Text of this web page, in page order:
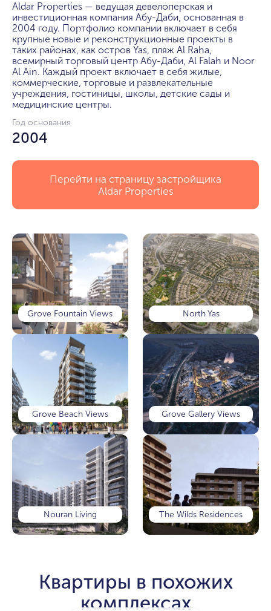
Aldar Properties — ведущая девелоперская и
инвестиционная компания Абу-Даби, основанная в
2004 году. Портфолио компании включает в себя
крупные новые и реконструкционные проекты в
таких районах, как остров Yas, пляж Al Raha,
всемирный торговый центр Абу-Даби, Al Falah и Noor
Al Ain. Каждый проект включает в себя жилые,
коммерческие, торговые и развлекательные
учреждения, гостиницы, школы, детские сады и
медицинские центры.
Год основания
2004
Перейти на страницу застройщика
Aldar Properties
Grove Fountain Views North Yas
Grove Beach Views Grove Gallery Views
Nouran Living The Wilds Residences
Квартиры в похожих
комплексах